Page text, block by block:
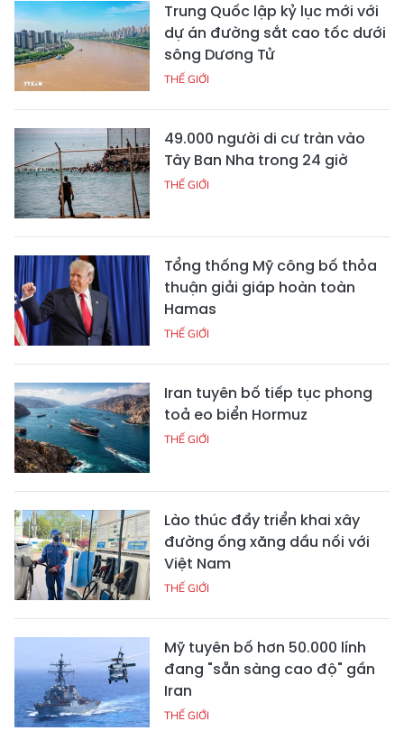
Trung Quốc lập kỷ lục mới với
dự án đường sắt cao tốc dưới
sông Dương Tử
THẾ GIỚI
49.000 người di cư tràn vào
Tây Ban Nha trong 24 giờ
THẾ GIỚI
Tổng thống Mỹ công bố thỏa
thuận giải giáp hoàn toàn
Hamas
THẾ GIỚI
Iran tuyên bố tiếp tục phong
toả eo biển Hormuz
THẾ GIỚI
Lào thúc đẩy triển khai xây
đường ống xăng dầu nối với
Việt Nam
THẾ GIỚI
Mỹ tuyên bố hơn 50.000 lính
đang "sẵn sàng cao độ" gần
Iran
THẾ GIỚI